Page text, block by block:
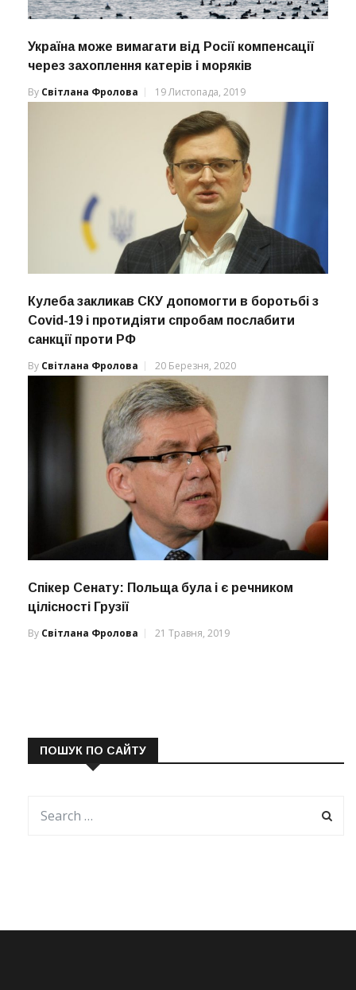
Україна може вимагати від Росії компенсації
через захоплення катерів і моряків
By Світлана Фролова 19 Листопада, 2019
Кулеба закликав СКУ допомогти в боротьбі з
Covid-19 і протидіяти спробам послабити
санкції проти РФ
By Світлана Фролова 20 Березня, 2020
Спікер Сенату: Польща була і є речником
цілісності Грузії
By Світлана Фролова 21 Травня, 2019
ПОШУК ПО САЙТУ